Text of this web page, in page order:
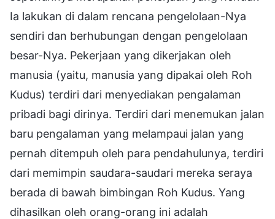
Ia lakukan di dalam rencana pengelolaan-Nya
sendiri dan berhubungan dengan pengelolaan
besar-Nya. Pekerjaan yang dikerjakan oleh
manusia (yaitu, manusia yang dipakai oleh Roh
Kudus) terdiri dari menyediakan pengalaman
pribadi bagi dirinya. Terdiri dari menemukan jalan
baru pengalaman yang melampaui jalan yang
pernah ditempuh oleh para pendahulunya, terdiri
dari memimpin saudara-saudari mereka seraya
berada di bawah bimbingan Roh Kudus. Yang
dihasilkan oleh orang-orang ini adalah